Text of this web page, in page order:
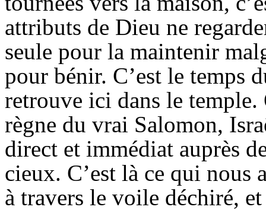
attributs de Dieu ne
seule pour la maintenir
pour bénir. C’est le temps
retrouve ici dans le
règne du vrai Salomon,
direct et immédiat auprès
cieux. C’est là ce qui nous
à travers le voile déchiré,